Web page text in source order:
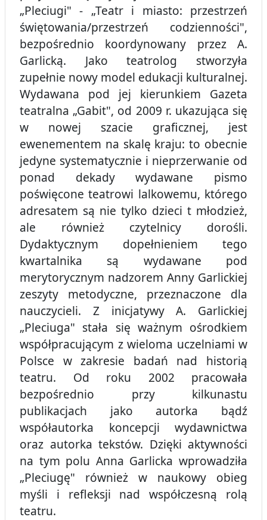
„Pleciugi" - „Teatr i miasto: przestrzeń
świętowania/przestrzeń codzienności",
bezpośrednio koordynowany przez A.
Garlicką. Jako teatrolog stworzyła
zupełnie nowy model edukacji kulturalnej.
Wydawana pod jej kierunkiem Gazeta
teatralna „Gabit", od 2009 r. ukazująca się
w nowej szacie graficznej, jest
ewenementem na skalę kraju: to obecnie
jedyne systematycznie i nieprzerwanie od
ponad dekady wydawane pismo
poświęcone teatrowi lalkowemu, którego
adresatem są nie tylko dzieci t młodzież,
ale również czytelnicy dorośli.
Dydaktycznym dopełnieniem tego
kwartalnika są wydawane pod
merytorycznym nadzorem Anny Garlickiej
zeszyty metodyczne, przeznaczone dla
nauczycieli. Z inicjatywy A. Garlickiej
„Pleciuga" stała się ważnym ośrodkiem
współpracującym z wieloma uczelniami w
Polsce w zakresie badań nad historią
teatru. Od roku 2002 pracowała
bezpośrednio przy kilkunastu
publikacjach jako autorka bądź
współautorka koncepcji wydawnictwa
oraz autorka tekstów. Dzięki aktywności
na tym polu Anna Garlicka wprowadziła
„Pleciugę" również w naukowy obieg
myśli i refleksji nad współczesną rolą
teatru.